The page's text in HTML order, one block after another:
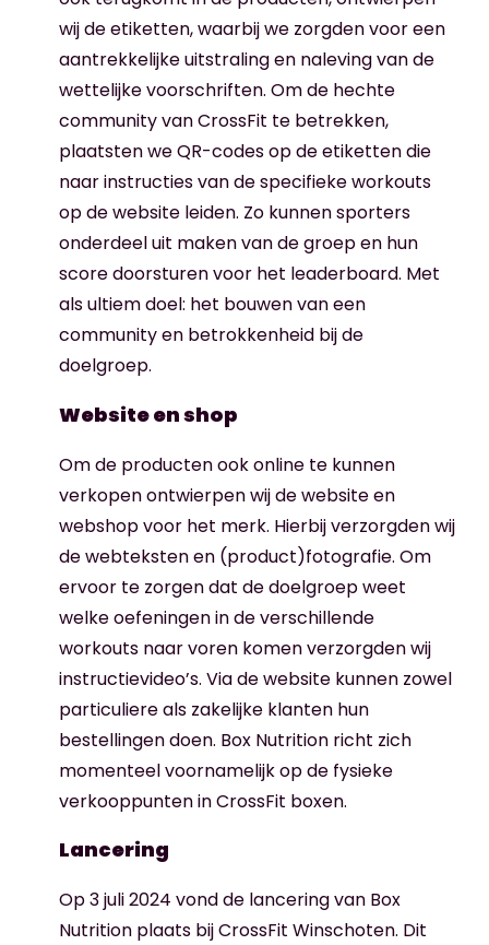
wij de etiketten, waarbij we zorgden voor een
aantrekkelijke uitstraling en naleving van de
wettelijke voorschriften. Om de hechte
community van CrossFit te betrekken,
plaatsten we QR-codes op de etiketten die
naar instructies van de specifieke workouts
op de website leiden. Zo kunnen sporters
onderdeel uit maken van de groep en hun
score doorsturen voor het leaderboard. Met
als ultiem doel: het bouwen van een
community en betrokkenheid bij de
doelgroep.
Website en shop
Om de producten ook online te kunnen
verkopen ontwierpen wij de website en
webshop voor het merk. Hierbij verzorgden wij
de webteksten en (product)fotografie. Om
ervoor te zorgen dat de doelgroep weet
welke oefeningen in de verschillende
workouts naar voren komen verzorgden wij
instructievideo’s. Via de website kunnen zowel
particuliere als zakelijke klanten hun
bestellingen doen. Box Nutrition richt zich
momenteel voornamelijk op de fysieke
verkooppunten in CrossFit boxen.
Lancering
Op 3 juli 2024 vond de lancering van Box
Nutrition plaats bij CrossFit Winschoten. Dit